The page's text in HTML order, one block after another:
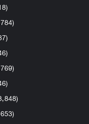
(318)
(1٬784)
(587)
(146)
(1٬769)
(246)
(13٬848)
(6٬653)